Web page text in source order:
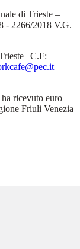
di Trieste –
- 2266/2018 V.G.
| C.F:
|
ricevuto euro
Friuli Venezia